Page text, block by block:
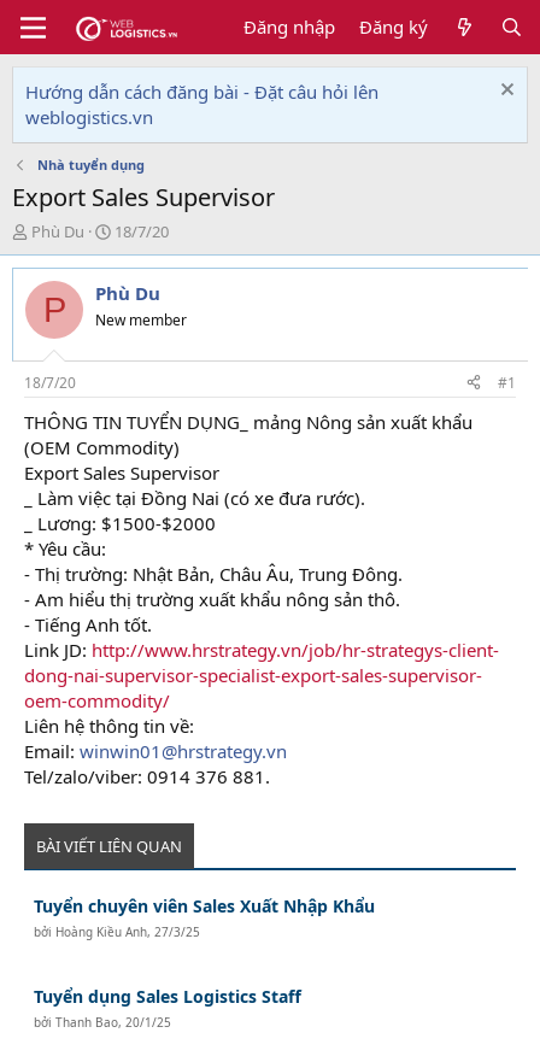
Đăng nhập Đăng ký
Hướng dẫn cách đăng bài - Đặt câu hỏi lên
weblogistics.vn
Nhà tuyển dụng
Export Sales Supervisor
T
h
r
e
d
s
t
a
r
t
e
Phù Du
N
g
à
y
g
i
18/7/20
P Phù Du
New member
18/7/20 #1
THÔNG TIN TUYỂN DỤNG_ mảng Nông sản xuất khẩu
(OEM Commodity)
Export Sales Supervisor
_ Làm việc tại Đồng Nai (có xe đưa rước).
_ Lương: $1500-$2000
* Yêu cầu:
- Thị trường: Nhật Bản, Châu Âu, Trung Đông.
- Am hiểu thị trường xuất khẩu nông sản thô.
- Tiếng Anh tốt.
Link JD: http://www.hrstrategy.vn/job/hr-strategys-client-
dong-nai-supervisor-specialist-export-sales-supervisor-
oem-commodity/
Liên hệ thông tin về:
Email: winwin01@hrstrategy.vn
Tel/zalo/viber: 0914 376 881.
BÀI VIẾT LIÊN QUAN
Tuyển chuyên viên Sales Xuất Nhập Khẩu
bởi Hoàng Kiều Anh, 27/3/25
Tuyển dụng Sales Logistics Staff
bởiThanh Bao, 20/1/25